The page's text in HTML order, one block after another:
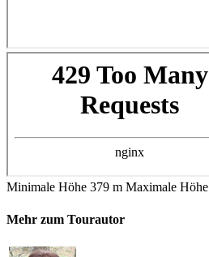
Minimale Höhe 379 m Maximale Höhe
Mehr zum Tourautor